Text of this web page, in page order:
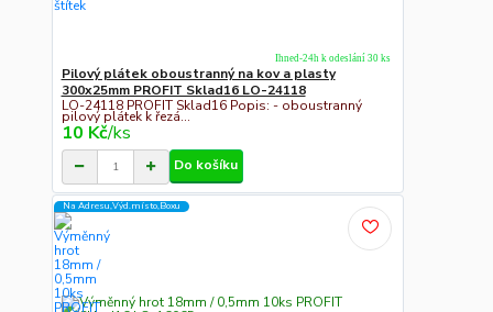
Pilový plátek oboustranný na kov a plasty
300x25mm PROFIT Sklad16 LO-24118
LO-24118 PROFIT Sklad16 Popis: - oboustranný
pilový plátek k řezá...
10 Kč/ks
Ihned-24h k odeslání 30 ks
Do košíku
Na Adresu,Výd.místo,Boxu